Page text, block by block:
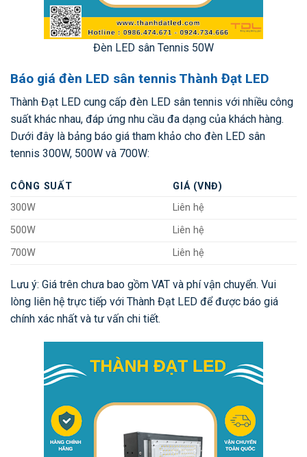
Đèn LED sân Tennis 50W
Báo giá đèn LED sân tennis Thành Đạt LED
Thành Đạt LED cung cấp đèn LED sân tennis với nhiều công
suất khác nhau, đáp ứng nhu cầu đa dạng của khách hàng.
Dưới đây là bảng báo giá tham khảo cho đèn LED sân
tennis 300W, 500W và 700W:
CÔNG SUẤT
GIÁ (VNĐ)
300W
Liên hệ
500W
Liên hệ
700W
Liên hệ
Lưu ý: Giá trên chưa bao gồm VAT và phí vận chuyển. Vui
lòng liên hệ trực tiếp với Thành Đạt LED để được báo giá
chính xác nhất và tư vấn chi tiết.